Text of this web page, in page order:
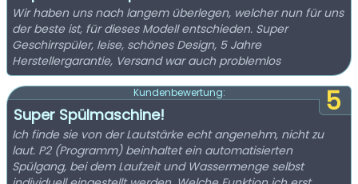
Wir haben uns nach langem überlegen, welcher nun für uns
der beste ist, für dieses Modell entschieden. Super
Geschirrspüler, leise, schönes Design, 5 Jahre
Herstellergarantie, Versand war auch problemlos
5
Kundenbewertung:
Super Spülmaschine!
Ich finde sie von der Lautstärke echt angenehm, nicht zu
laut. P2 (Programm) beinhaltet ein automatisierten
Spülgang, bei dem Laufzeit und Wassermenge selbst